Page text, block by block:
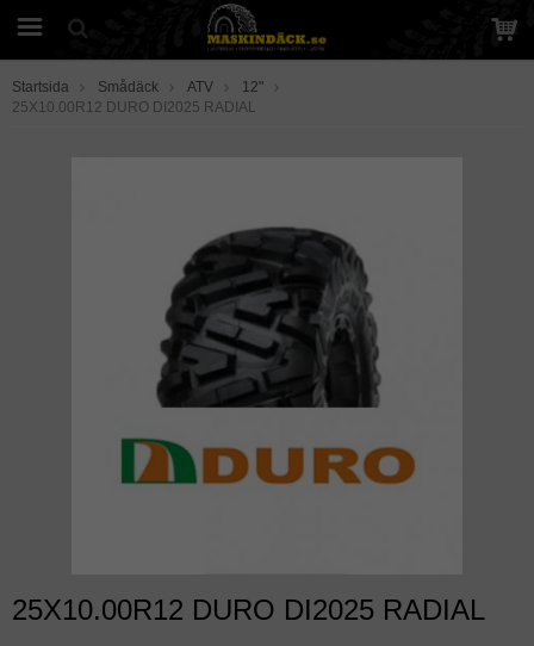
Startsida Smådäck ATV
12"
25X10.00R12 DURO DI2025 RADIAL
25X10.00R12 DURO DI2025 RADIAL